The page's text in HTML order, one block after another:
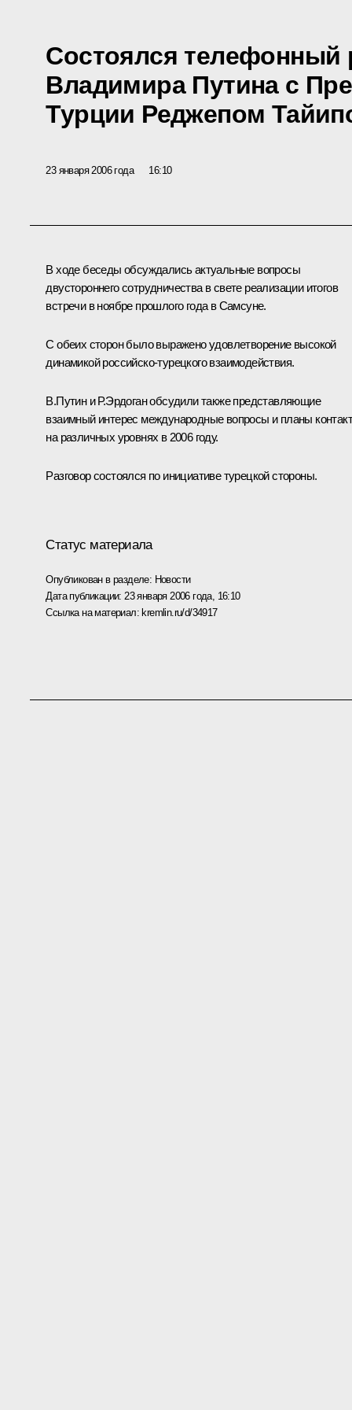
Состоялся телефонный
Владимира Путина с
Турции Реджепом
23 января 2006 года 16:10
В ходе беседы обсуждались актуальные вопросы
двустороннего сотрудничества в свете реализации итогов
встречи в ноябре прошлого года в Самсуне.
С обеих сторон было выражено удовлетворение высокой
динамикой российско-турецкого взаимодействия.
В.Путин и Р.Эрдоган обсудили также представляющие
взаимный интерес международные вопросы и планы
на различных уровнях в 2006 году.
Разговор состоялся по инициативе турецкой стороны.
Статус материала
Опубликован в разделе: Новости
Дата публикации: 23 января 2006 года, 16:10
Ссылка на материал:kremlin.ru/d/34917